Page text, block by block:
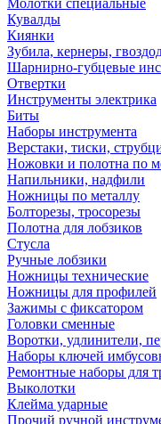
Молотки специальные
Кувалды
Киянки
Зубила, кернеры,
Шарнирно-губцевые
Отвертки
Инструменты электрика
Биты
Наборы инструмента
Верстаки, тиски,
Ножовки и полотна по
Напильники, надфили
Ножницы по металлу
Болторезы, тросорезы
Полотна для лобзиков
Стусла
Ручные лобзики
Ножницы технические
Ножницы для профилей
Зажимы с фиксатором
Головки сменные
Воротки, удлинители,
Наборы ключей
Ремонтные наборы для
Выколотки
Клейма ударные
Прочий ручной